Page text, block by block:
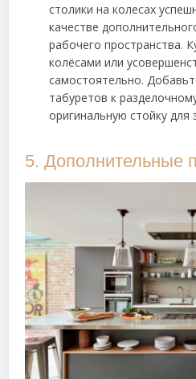
столики на колесах
качестве
рабочего пространства.
колёсами или
самостоятельно.
табуретов к
оригинальную стойку для
5. Дополнительные